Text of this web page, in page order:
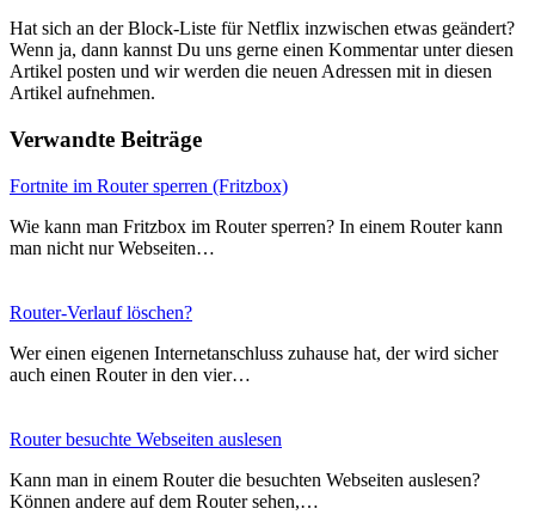
Hat sich an der Block-Liste für Netflix inzwischen etwas geändert?
Wenn ja, dann kannst Du uns gerne einen Kommentar unter diesen
Artikel posten und wir werden die neuen Adressen mit in diesen
Artikel aufnehmen.
Verwandte Beiträge
Fortnite im Router sperren (Fritzbox)
Wie kann man Fritzbox im Router sperren? In einem Router kann
man nicht nur Webseiten…
Router-Verlauf löschen?
Wer einen eigenen Internetanschluss zuhause hat, der wird sicher
auch einen Router in den vier…
Router besuchte Webseiten auslesen
Kann man in einem Router die besuchten Webseiten auslesen?
Können andere auf dem Router sehen,…